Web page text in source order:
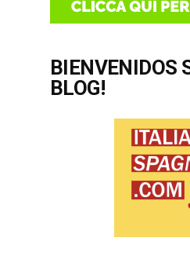
BIENVENIDOS
BLOG!